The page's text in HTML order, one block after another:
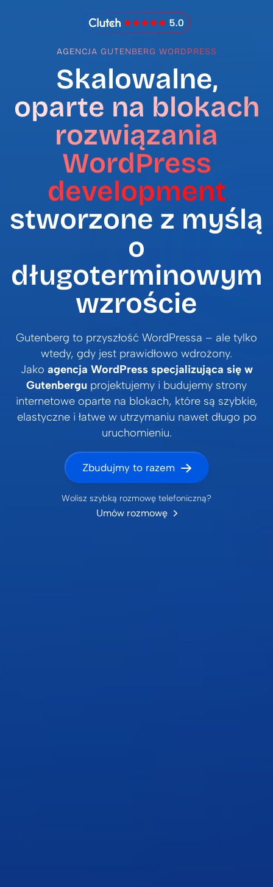
IMADO Reviews
AGENCJA GUTENBERG WORDPRESS
Skalowalne,
oparte na blokach
rozwiązania
WordPress
development
stworzone z myślą
o
długoterminowym
wzroście
Gutenberg to przyszłość WordPressa – ale tylko
wtedy, gdy jest prawidłowo wdrożony.
Jako agencja WordPress specjalizująca się w
Gutenbergu projektujemy i budujemy strony
internetowe oparte na blokach, które są szybkie,
elastyczne i łatwe w utrzymaniu nawet długo po
uruchomieniu.
Zbudujmy to razem
Wolisz szybką rozmowę telefoniczną?
Umów rozmowę